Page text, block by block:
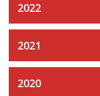
2022
2021
2020